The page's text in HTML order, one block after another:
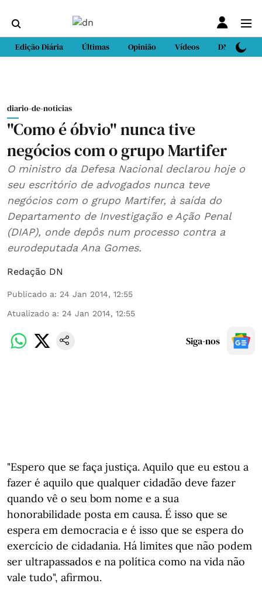
Edição Diária Últimas Opinião Vídeos DN Sport
diario-de-noticias
"Como é óbvio" nunca tive
negócios com o grupo Martifer
O ministro da Defesa Nacional declarou hoje o
seu escritório de advogados nunca teve
negócios com o grupo Martifer, à saída do
Departamento de Investigação e Ação Penal
(DIAP), onde depôs num processo contra a
eurodeputada Ana Gomes.
Redação DN
Publicado a: 24 Jan 2014, 12:55
Atualizado a: 24 Jan 2014, 12:55
Siga-nos
"Espero que se faça justiça. Aquilo que eu estou a
fazer é aquilo que qualquer cidadão deve fazer
quando vê o seu bom nome e a sua
honorabilidade posta em causa. É isso que se
espera em democracia e é isso que se espera do
exercício de cidadania. Há limites que não podem
ser ultrapassados e na política como na vida não
vale tudo", afirmou.